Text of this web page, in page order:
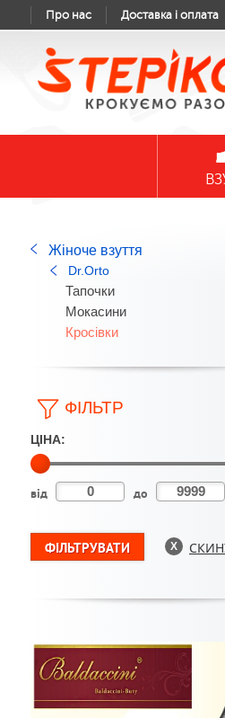
Про нас Доставка і оплата
Жіноче взуття
Dr.Orto
Тапочки
Мокасини
Кросівки
ФІЛЬТР
ЦІНА:
від до